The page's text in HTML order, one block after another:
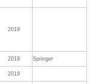
2019
2019
Springer
2019